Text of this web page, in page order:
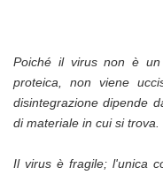
Poiché il virus non è un
proteica, non viene
disintegrazione dipende
di materiale in cui si trova.
Il virus è fragile; l'unica